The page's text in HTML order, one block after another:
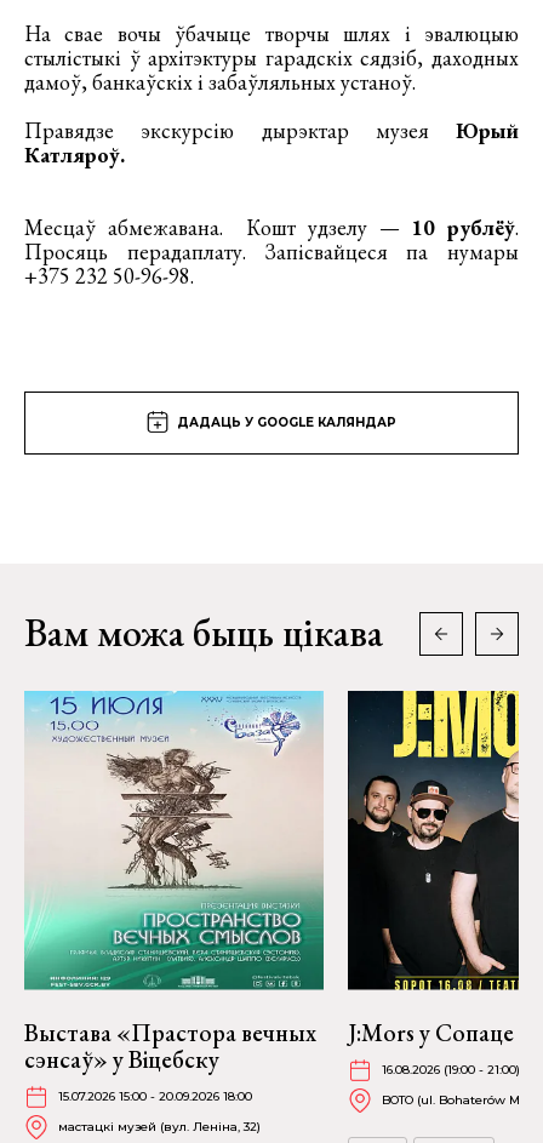
На свае вочы ўбачыце творчы шлях і эвалюцыю
стылістыкі ў архітэктуры гарадскіх сядзіб, даходных
дамоў, банкаўскіх і забаўляльных устаноў.
Правядзе экскурсію дырэктар музея Юрый
Катляроў.
Месцаў абмежавана. Кошт удзелу — 10 рублёў.
Просяць перадаплату. Запісвайцеся па нумары
+375 232 50-96-98.
ДАДАЦЬ У GOOGLE КАЛЯНДАР
Вам можа быць цікава
Выстава «Прастора вечных
сэнсаў» у Віцебску
15.07.2026 15:00 - 20.09.2026 18:00
мастацкі музей (вул. Леніна, 32)
J:Mors у Сопаце
16.08.2026 (19:00 - 21:00)
BOTO (ul. Bohaterów